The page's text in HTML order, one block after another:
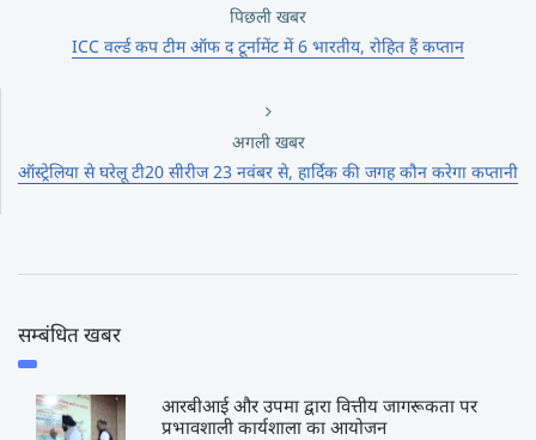
पिछली खबर
ICC वर्ल्ड कप टीम ऑफ द टूर्नामेंट में 6 भारतीय, रोहित हैं कप्तान
अगली खबर
ऑस्ट्रेलिया से घरेलू टी20 सीरीज 23 नवंबर से, हार्दिक की जगह कौन करेगा कप्तानी
सम्बंधित खबर
आरबीआई और उपमा द्वारा वित्तीय जागरूकता पर
प्रभावशाली कार्यशाला का आयोजन